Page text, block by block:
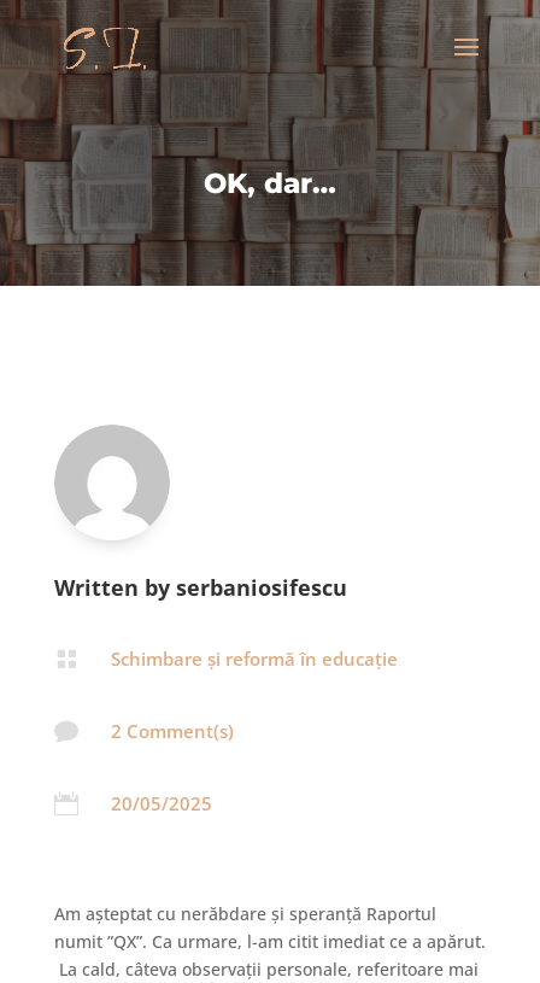
OK, dar…
Written by serbaniosifescu
 Schimbare și reformă în educație
 2 Comment(s)
 20/05/2025
Am așteptat cu nerăbdare și speranță Raportul
numit ”QX”. Ca urmare, l-am citit imediat ce a apărut.
La cald, câteva observații personale, referitoare mai